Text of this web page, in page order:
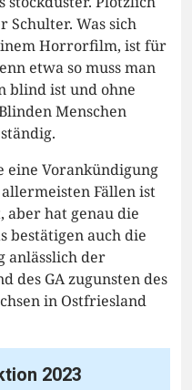
Schulter. Was sich
Horrorfilm, ist für
etwa so muss man
blind ist und ohne
Menschen
eine Vorankündigung
Fällen ist
aber hat genau die
bestätigen auch die
anlässlich der
des GA zugunsten des
in Ostfriesland
2023